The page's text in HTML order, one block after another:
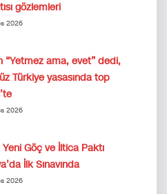
gözlemleri
2026
“Yetmez ama, evet” dedi,
Türkiye yasasında top
2026
Yeni Göç ve İltica Paktı
İlk Sınavında
2026